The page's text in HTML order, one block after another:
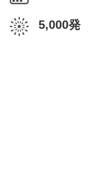
5,000発